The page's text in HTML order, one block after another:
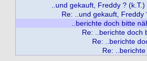
..und gekauft, Freddy ? (k.T.)
Re: ..und gekauft, Freddy
..berichte doch bitte
Re: ..berichte doch
Re: ..berichte
Re: